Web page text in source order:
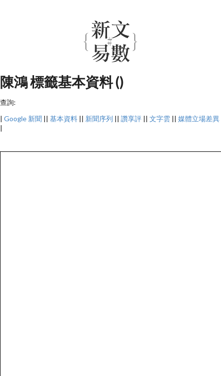
陳鴻 標籤基本資料 ()
查詢:
| Google 新聞 || 基本資料 || 新聞序列 || 讚享評 || 文字雲 || 媒體立場差異
|